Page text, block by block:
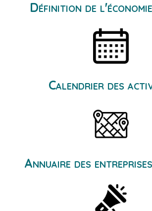
Définition de
Calendrier des
Annuaire des